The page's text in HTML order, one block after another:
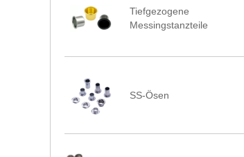
Tiefgezogene
Messingstanzteile
SS-Ösen